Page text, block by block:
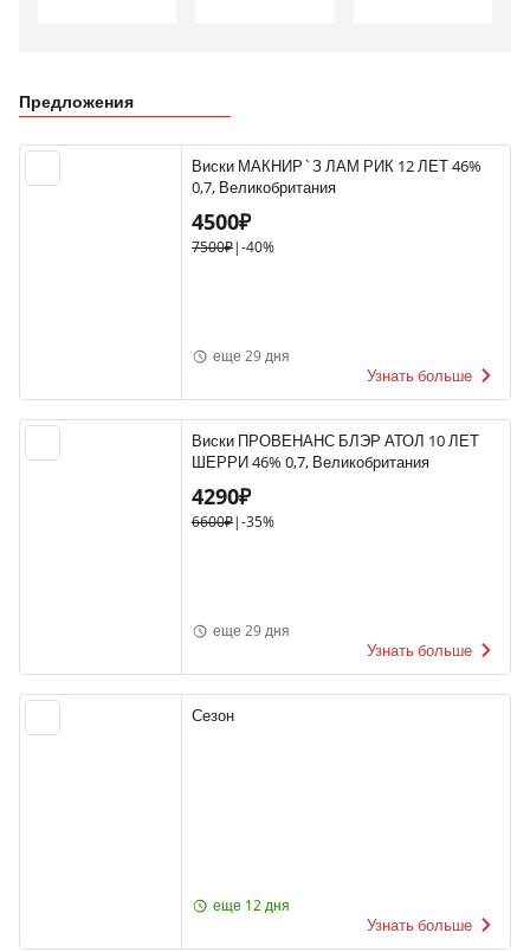
Предложения
Виски МАКНИР`З ЛАМ РИК 12 ЛЕТ 46%
0,7, Великобритания
4500₽
7500₽|-40%
еще 29 дня
Узнать больше
Виски ПРОВЕНАНС БЛЭР АТОЛ 10 ЛЕТ
ШЕРРИ 46% 0,7, Великобритания
4290₽
6600₽|-35%
еще 29 дня
Узнать больше
Сезон
еще 12 дня
Узнать больше